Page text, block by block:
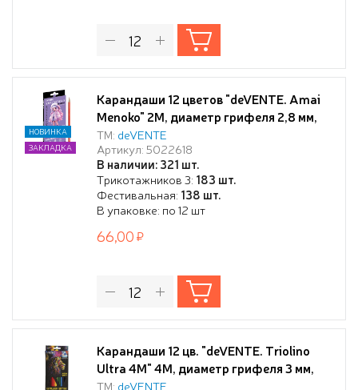
Карандаши 12 цветов "deVENTE. Amai
Menoko" 2М, диаметр грифеля 2,8 мм,
шестигранные, в картонной коробке
ТМ: deVENTE
Артикул: 5022618
В наличии: 321 шт.
Трикотажников 3: 183 шт.
Фестивальная: 138 шт.
В упаковке: по 12 шт
НОВИНКА
ЗАКЛАДКА
66,00
Карандаши 12 цв. "deVENTE. Triolino
Ultra 4М" 4М, диаметр грифеля 3 мм,
трехгранные, в картонной коробке с
ТМ: deVENTE